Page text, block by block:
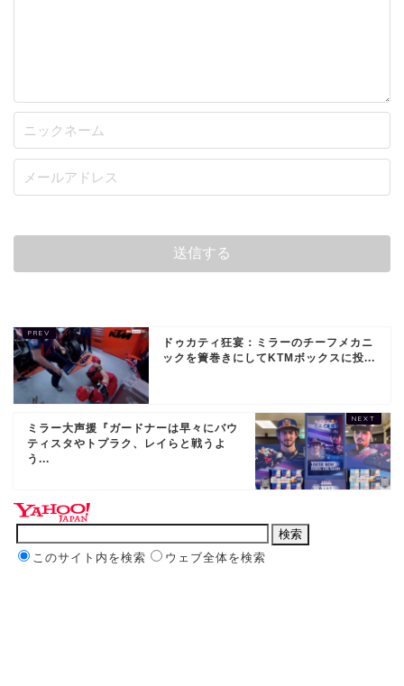
ドゥカティ狂宴：ミラーのチーフメカニ
ックを簀巻きにしてKTMボックスに投...
ミラー大声援『ガードナーは早々にバウ
ティスタやトプラク、レイらと戦うよ
う...
このサイト内を検索 ウェブ全体を検索